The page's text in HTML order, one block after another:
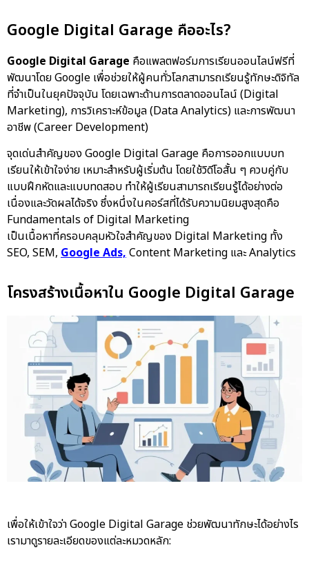
Google Digital Garage คืออะไร?
Google Digital Garage คือแพลตฟอร์มการเรียนออนไลน์ฟรีที่
พัฒนาโดย Google เพื่อช่วยให้ผู้คนทั่วโลกสามารถเรียนรู้ทักษะดิจิทัล
ที่จำเป็นในยุคปัจจุบัน โดยเฉพาะด้านการตลาดออนไลน์ (Digital
Marketing), การวิเคราะห์ข้อมูล (Data Analytics) และการพัฒนา
อาชีพ (Career Development)
จุดเด่นสำคัญของ Google Digital Garage คือการออกแบบบท
เรียนให้เข้าใจง่าย เหมาะสำหรับผู้เริ่มต้น โดยใช้วิดีโอสั้น ๆ ควบคู่กับ
แบบฝึกหัดและแบบทดสอบ ทำให้ผู้เรียนสามารถเรียนรู้ได้อย่างต่อ
เนื่องและวัดผลได้จริง ซึ่งหนึ่งในคอร์สที่ได้รับความนิยมสูงสุดคือ
Fundamentals of Digital Marketing
เป็นเนื้อหาที่ครอบคลุมหัวใจสำคัญของ Digital Marketing ทั้ง
SEO, SEM, Google Ads,Content Marketing และ Analytics
โครงสร้างเนื้อหาใน Google Digital Garage
เพื่อให้เข้าใจว่า Google Digital Garage ช่วยพัฒนาทักษะได้อย่างไร
เรามาดูรายละเอียดของแต่ละหมวดหลัก: